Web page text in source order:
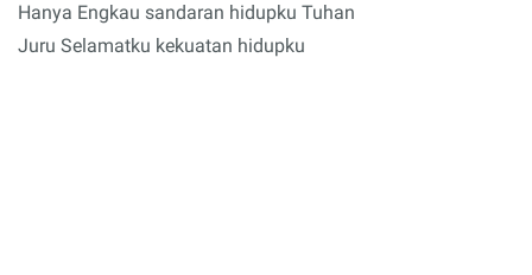
Hanya Engkau sandaran hidupku Tuhan
Juru Selamatku kekuatan hidupku